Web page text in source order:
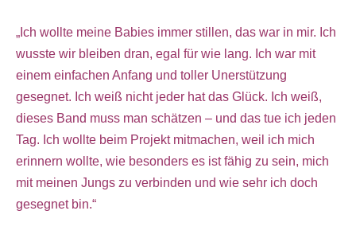
„Ich wollte meine Babies immer stillen, das war in mir. Ich
wusste wir bleiben dran, egal für wie lang. Ich war mit
einem einfachen Anfang und toller Unerstützung
gesegnet. Ich weiß nicht jeder hat das Glück. Ich weiß,
dieses Band muss man schätzen – und das tue ich jeden
Tag. Ich wollte beim Projekt mitmachen, weil ich mich
erinnern wollte, wie besonders es ist fähig zu sein, mich
mit meinen Jungs zu verbinden und wie sehr ich doch
gesegnet bin.“